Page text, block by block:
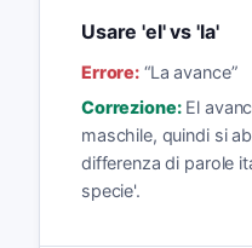
Usare 'el' vs 'la'
Errore: “La avance”
Correzione: El
maschile, quindi si
differenza di parole
specie'.